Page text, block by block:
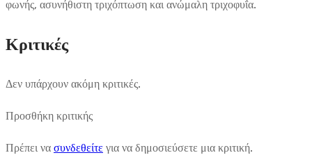
φωνής, ασυνήθιστη τριχόπτωση και ανώμαλη τριχοφυΐα.
Κριτικές
Δεν υπάρχουν ακόμη κριτικές.
Προσθήκη κριτικής
Πρέπει να συνδεθείτε για να δημοσιεύσετε μια κριτική.